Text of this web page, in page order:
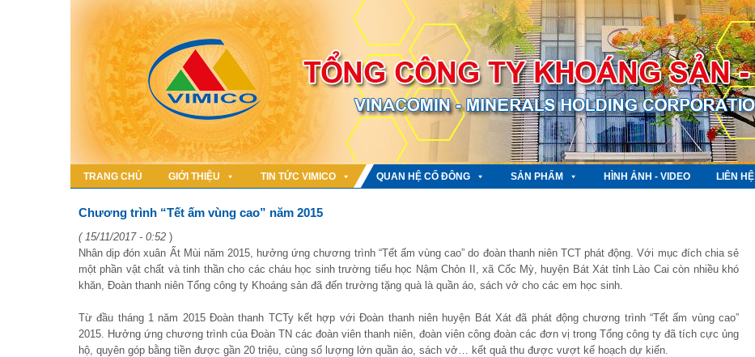
TRANG CHỦ GIỚI THIỆU TIN TỨC VIMICO QUAN HỆ CỔ ĐÔNG SẢN PHẨM HÌNH ẢNH - VIDEO LIÊN HỆ
Chương trình “Tết ấm vùng cao” năm 2015
( 15/11/2017 - 0:52 )
Nhân dịp đón xuân Ất Mùi năm 2015, hưởng ứng chương trình “Tết ấm vùng cao” do đoàn thanh niên TCT phát động. Với mục đích chia sẻ
một phần vật chất và tinh thần cho các cháu học sinh trường tiểu học Nậm Chỏn II, xã Cốc Mỳ, huyện Bát Xát tỉnh Lào Cai còn nhiều khó
khăn, Đoàn thanh niên Tổng công ty Khoáng sản đã đến trường tặng quà là quần áo, sách vở cho các em học sinh.
Từ đầu tháng 1 năm 2015 Đoàn thanh TCTy kết hợp với Đoàn thanh niên huyện Bát Xát đã phát động chương trình “Tết ấm vùng cao”
2015. Hưởng ứng chương trình của Đoàn TN các đoàn viên thanh niên, đoàn viên công đoàn các đơn vị trong Tổng công ty đã tích cực ủng
hộ, quyên góp bằng tiền được gần 20 triệu, cùng số lượng lớn quần áo, sách vở… kết quả thu được vượt kế hoạch dự kiến.